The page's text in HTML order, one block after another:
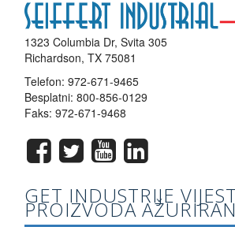
1323 Columbia Dr, Svita 305
Richardson, TX 75081
Telefon: 972-671-9465
Besplatni: 800-856-0129
Faks: 972-671-9468
GET INDUSTRIJE
PROIZVODA